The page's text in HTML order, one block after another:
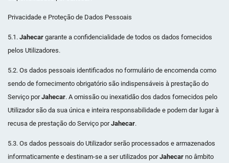
Privacidade e Proteção de Dados Pessoais
5.1. Jahecar garante a confidencialidade de todos os dados fornecidos
pelos Utilizadores.
5.2. Os dados pessoais identificados no formulário de encomenda como
sendo de fornecimento obrigatório são indispensáveis à prestação do
Serviço porJahecar. A omissão ou inexatidão dos dados fornecidos pelo
Utilizador são da sua única e inteira responsabilidade e podem dar lugar à
recusa de prestação do Serviço porJahecar.
5.3. Os dados pessoais do Utilizador serão processados e armazenados
informaticamente e destinam-se a ser utilizados porJahecarno âmbito